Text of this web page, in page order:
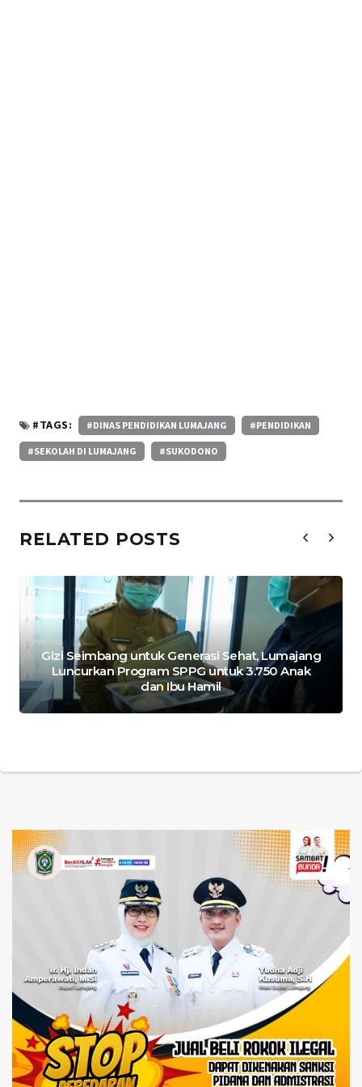
#TAGS: #DINAS PENDIDIKAN LUMAJANG #PENDIDIKAN
#SEKOLAH DI LUMAJANG #SUKODONO
RELATED POSTS
Gizi Seimbang untuk Generasi Sehat, Lumajang
Luncurkan Program SPPG untuk 3.750 Anak
dan Ibu Hamil